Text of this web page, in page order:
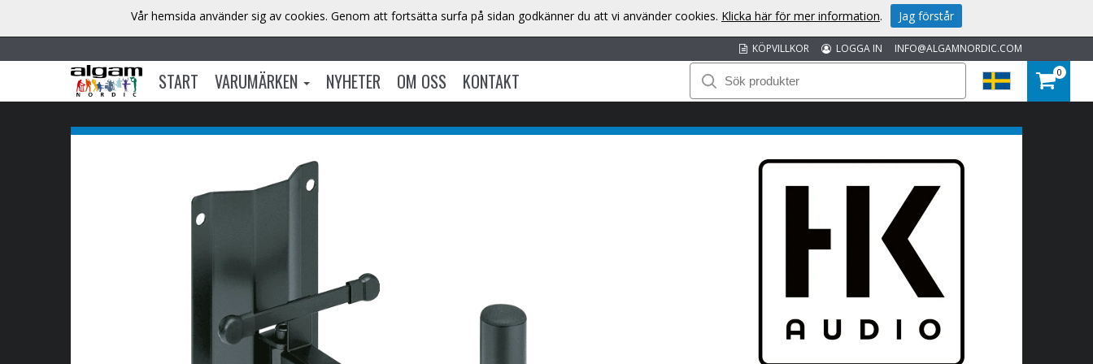
INFO@ALGAMNORDIC.COM
LOGGA IN
KÖPVILLKOR
START VARUMÄRKEN NYHETER OM OSS KONTAKT 0
Vår hemsida använder sig av cookies. Genom att fortsätta surfa på sidan godkänner du att vi använder cookies. Klicka här för mer information. Jag förstår